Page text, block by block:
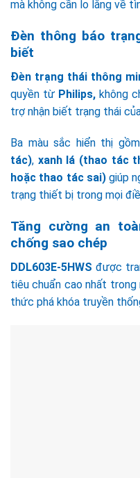
mà không cần lo lắng về
Đèn thông báo
biết
Đèn trạng thái thông
quyền từPhilips,không
trợ nhận biết trạng thái
Ba màu sắc hiển thị
tác), xanh lá (thao tác
hoặc thao tác sai)giúp
trạng thiết bị trong mọi
Tăng cường an
chống sao chép
DDL603E-5HWS được
tiêu chuẩn cao nhất trong
thức phá khóa truyền